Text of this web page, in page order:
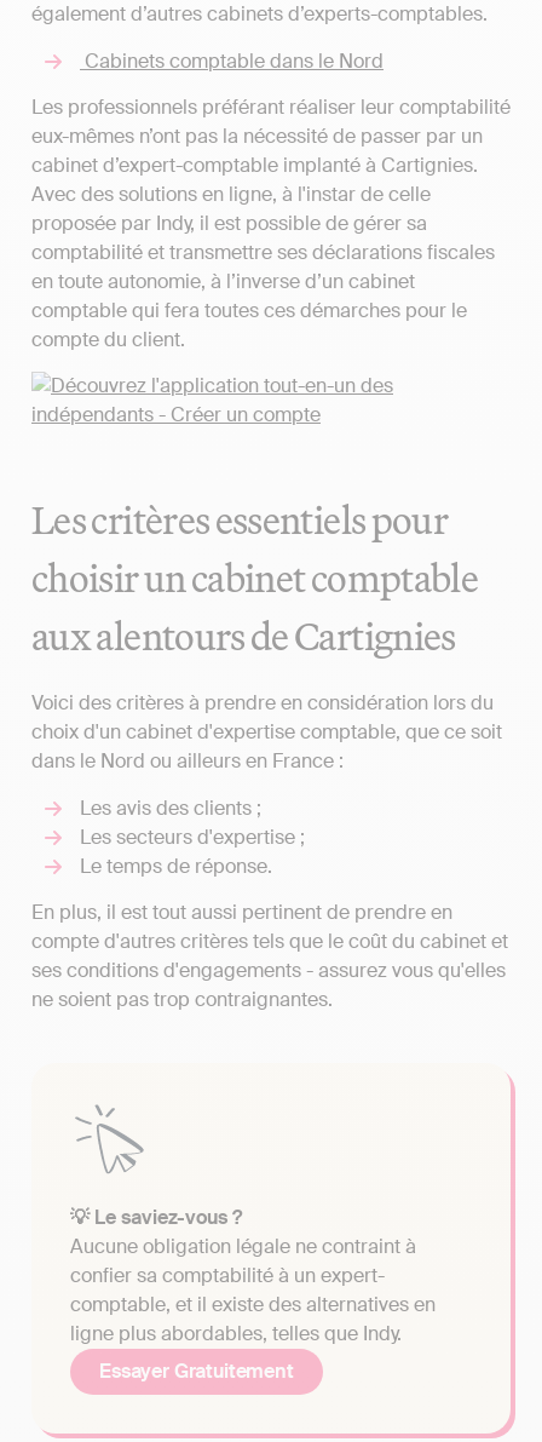
également d’autres cabinets d’experts-comptables.
Cabinets comptable dans le Nord
Les professionnels préférant réaliser leur comptabilité
eux-mêmes n’ont pas la nécessité de passer par un
cabinet d’expert-comptable implanté à Cartignies.
Avec des solutions en ligne, à l'instar de celle
proposée par Indy, il est possible de gérer sa
comptabilité et transmettre ses déclarations fiscales
en toute autonomie, à l’inverse d’un cabinet
comptable qui fera toutes ces démarches pour le
compte du client.
Les critères essentiels pour
choisir un cabinet comptable
aux alentours de Cartignies
Voici des critères à prendre en considération lors du
choix d'un cabinet d'expertise comptable, que ce soit
dans le Nord ou ailleurs en France :
Les avis des clients ;
Les secteurs d'expertise ;
Le temps de réponse.
En plus, il est tout aussi pertinent de prendre en
compte d'autres critères tels que le coût du cabinet et
ses conditions d'engagements - assurez vous qu'elles
ne soient pas trop contraignantes.
💡 Le saviez-vous ?
Aucune obligation légale ne contraint à
confier sa comptabilité à un expert-
comptable, et il existe des alternatives en
ligne plus abordables, telles que Indy.
Essayer Gratuitement